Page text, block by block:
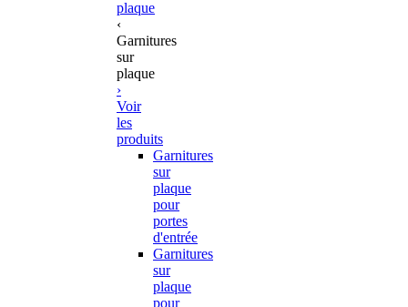
plaque
‹
Garnitures
sur
plaque
›
Voir
les
produits
Garnitures
sur
plaque
pour
portes
d'entrée
Garnitures
sur
plaque
pour